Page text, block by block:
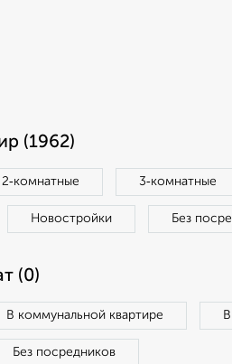
(1962)
2‑комнатные 3‑комнатные
Новостройки Без
(0)
В коммунальной квартире
Без посредников